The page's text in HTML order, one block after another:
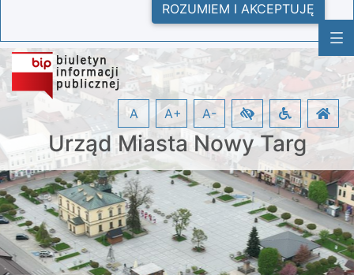
ROZUMIEM I AKCEPTUJĘ
Urząd Miasta Nowy Targ
A A+ A-